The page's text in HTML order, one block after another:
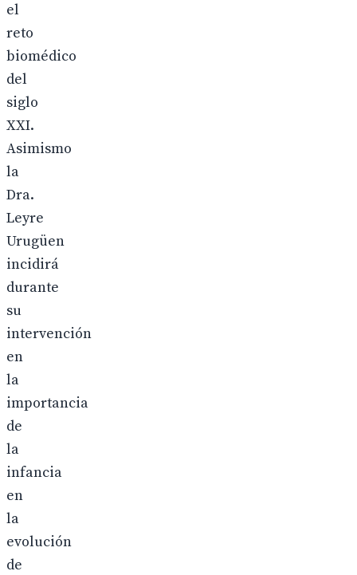
el
reto
biomédico
del
siglo
XXI.
Asimismo
la
Dra.
Leyre
Urugüen
incidirá
durante
su
intervención
en
la
importancia
de
la
infancia
en
la
evolución
de